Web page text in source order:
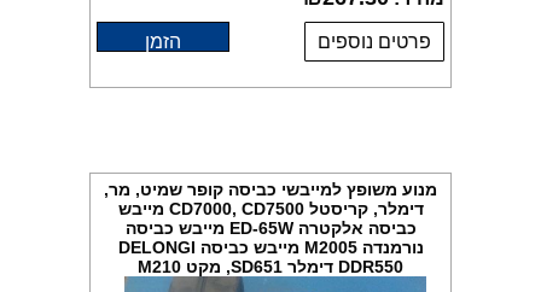
פרטים נוספים הזמן
מנוע משופץ למייבשי כביסה קופר שמיט, מר,
דימלר, קריסטל CD7000, CD7500 מייבש
כביסה אלקטרה ED-65W מייבש כביסה
נורמנדה M2005 מייבש כביסה DELONGI
DDR550 דימלר SD651, מקט M210